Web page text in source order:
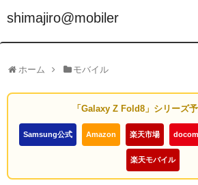
shimajiro@mobiler
ホーム モバイル
「Galaxy Z Fold8」シリーズ
Samsung公式 Amazon 楽天市場
楽天モバイル